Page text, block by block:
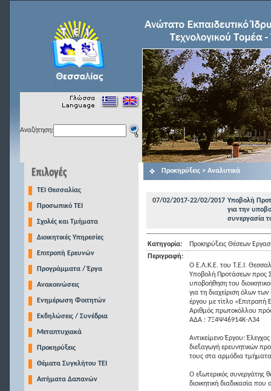
Αναζήτηση:
TEI Θεσσαλίας
Προσωπικό ΤΕΙ
Σχολές και Τμήματα
Διοικητικές Υπηρεσίες
Επιτροπή Ερευνών
Προγράμματα / Έργα
Ανακοινώσεις
Ενημέρωση Φοιτητών
Εκδηλώσεις / Συνέδρια
Μεταπτυχιακά
Προκηρύξεις
Θέματα Συγκλήτου ΤΕΙ
Αιτήματα Δαπανών
Προκηρύξεις > Αναλυτικά
07/02/2017-22/02/2017 Υποβολή
για την
συνεργασία
Κατηγορία:
Προκηρύξεις Θέσεων
Περιγραφή:
Ο Ε.Λ.Κ.Ε. του Τ.Ε.Ι.
Υποβολή Προτάσεων προς
υποβοήθηση του
για τη διαχείριση όλων
έργου με τίτλο «Επιτροπή
Αριθμός πρωτοκόλλου
ΑΔΑ : 7Ξ4Ψ46914Κ-Λ34
Αντικείμενο Έργου:
διεξαγωγή ερευνητικών
τους στα αρμόδια
Ο εξωτερικός συνεργάτης
διοικητική διαδικασία που